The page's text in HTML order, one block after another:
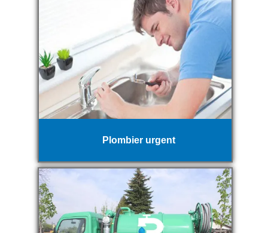
Plombier urgent